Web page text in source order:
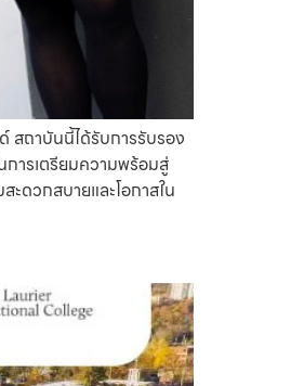
สถาบันนี้ได้รับการรับรอง
ารเตรียมความพร้อมสู่
ดวกสบายและโอกาสใน